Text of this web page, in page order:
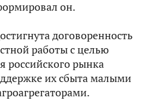
он.
договоренность
работы с целью
российского рынка
их сбыта малыми